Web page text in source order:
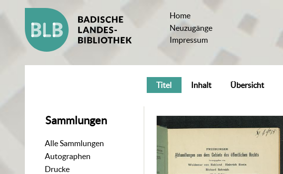
Home
Neuzugänge
Impressum
Sammlungen
Alle Sammlungen
Autographen
Drucke
Titel Inhalt Übersicht